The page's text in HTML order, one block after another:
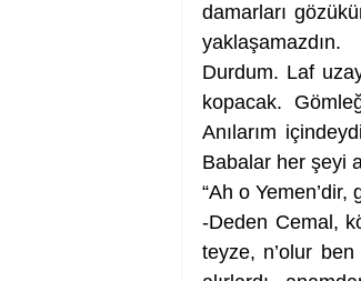
damarları
yaklaşamazdın.
Durdum. Laf
kopacak.
Anılarım
Babalar her şeyi
“Ah o
-Deden Cemal,
teyze, n’olur